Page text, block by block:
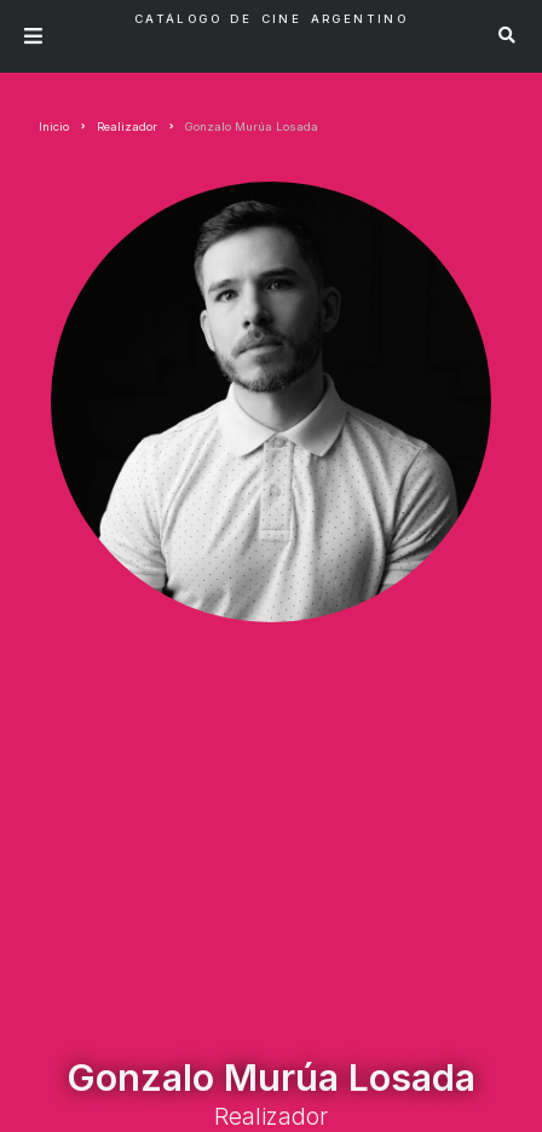
CATÁLOGO DE CINE ARGENTINO
Inicio Realizador Gonzalo Murúa Losada
Gonzalo Murúa Losada
Realizador